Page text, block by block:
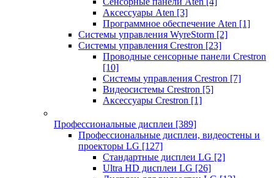
Аксессуары Aten [3]
Программное обеспечение Aten [1]
Системы управления WyreStorm [2]
Системы управления Crestron [23]
Проводные сенсорные панели Crestron
[10]
Системы управления Crestron [7]
Видеосистемы Crestron [5]
Аксессуары Crestron [1]
Профессиональные дисплеи [389]
Профессиональные дисплеи, видеостены и
проекторы LG [127]
Стандартные дисплеи LG [2]
Ultra HD дисплеи LG [26]